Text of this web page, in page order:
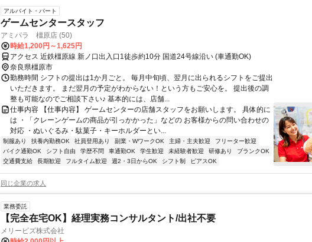
アルバイト・パート
ゲームセンタースタッフ
アミパラ 橿原店 (50)
時給1,200円～1,625円
アクセス 近鉄橿原線 新ノ口出入口1徒歩約10分 国道24号線沿い (車通勤OK)
奈良県橿原市
勤務時間 シフトの提出は1か月ごと。 毎月中旬頃、翌月に出られるシフトをご提出
いただきます。 まだ翌月の予定がわからない！という方もご安心を。 提出後の調
整も可能なのでご相談下さい♪ 基本的には、店舗...
仕事内容 【仕事内容】 ゲームセンターの店舗スタッフをお願いします。 具体的に
は ・「クレーンゲームの商品が引っかかった」などの お客様からの問い合わせの
対応 ・ぬいぐるみ・駄菓子・キーホルダーとい...
制服あり 扶養内勤務OK 社員登用あり 副業・WワークOK 主婦・主夫歓迎
フリーター歓迎
バイク通勤OK
シフト自由 学歴不問 車通勤OK 学生歓迎 未経験者歓迎 研修あり
ブランクOK
交通費支給
長期歓迎 フルタイム歓迎 週2・3日からOK シフト制 ピアスOK
同じ企業の求人
業務委託
【完全在宅OK】経理実務コンサルタント/出社不要
メリービズ株式会社